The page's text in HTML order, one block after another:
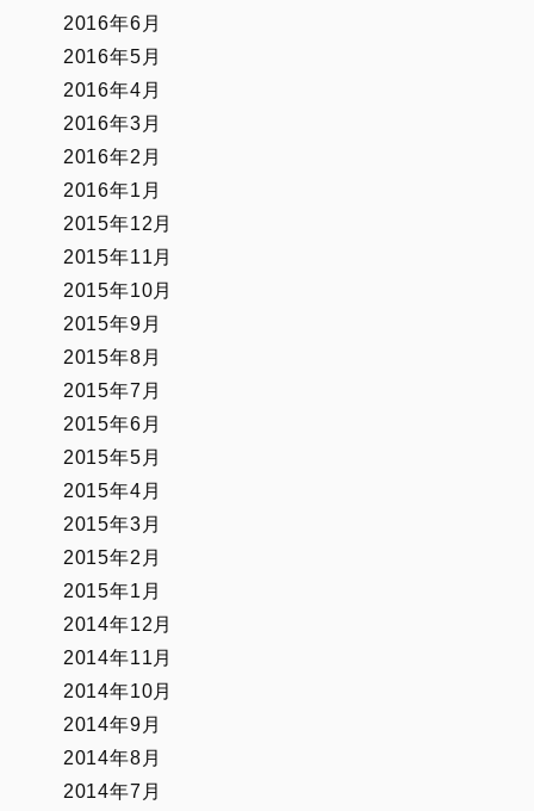
2016年6月
2016年5月
2016年4月
2016年3月
2016年2月
2016年1月
2015年12月
2015年11月
2015年10月
2015年9月
2015年8月
2015年7月
2015年6月
2015年5月
2015年4月
2015年3月
2015年2月
2015年1月
2014年12月
2014年11月
2014年10月
2014年9月
2014年8月
2014年7月